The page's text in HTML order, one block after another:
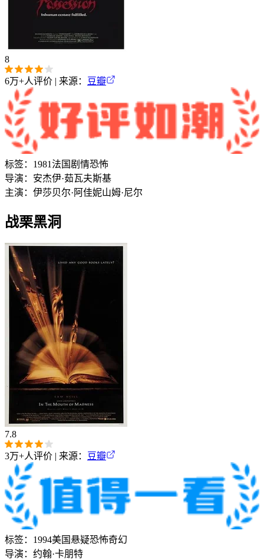
8
6万+人评价 | 来源： 豆瓣
标签： 1981法国 剧情恐怖
导演： 安杰伊·茹瓦夫斯基
主演： 伊莎贝尔·阿佳妮山姆·尼尔
战栗黑洞
7.8
3万+人评价 | 来源： 豆瓣
标签： 1994美国 悬疑恐怖奇幻
导演： 约翰·卡朋特